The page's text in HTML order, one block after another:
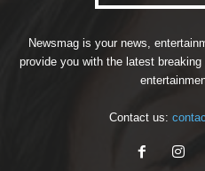
Newsmag is your news,
provide you with the latest
Contact us: